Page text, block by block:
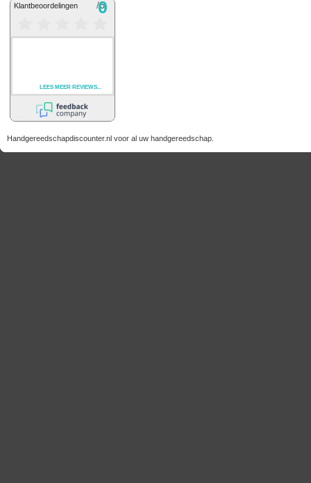
Handgereedschapdiscounter.nl voor al uw handgereedschap.